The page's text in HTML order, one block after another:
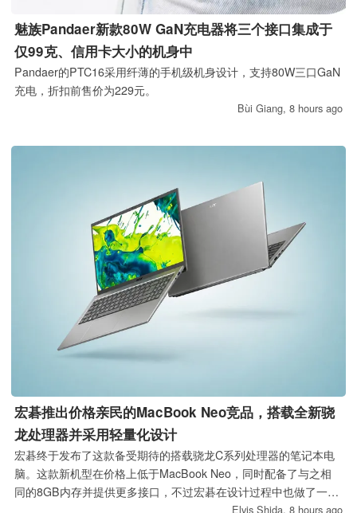
魅族Pandaer新款80W GaN充电器将三个接口集成于
仅99克、信用卡大小的机身中
Pandaer的PTC16采用纤薄的手机级机身设计，支持80W三口GaN
充电，折扣前售价为229元。
Bùi Giang, 8 hours ago
宏碁推出价格亲民的MacBook Neo竞品，搭载全新骁
龙处理器并采用轻量化设计
宏碁终于发布了这款备受期待的搭载骁龙C系列处理器的笔记本电
脑。这款新机型在价格上低于MacBook Neo，同时配备了与之相
同的8GB内存并提供更多接口，不过宏碁在设计过程中也做了一些
Elvis Shida, 8 hours ago